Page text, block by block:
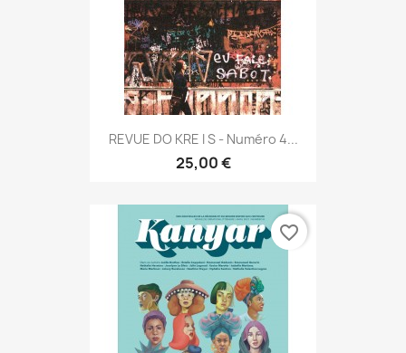
REVUE DO KRE I S - Numéro 4...
25,00 €
favorite_border